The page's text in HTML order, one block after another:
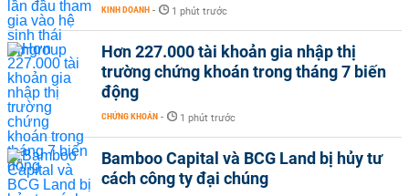
KINH DOANH - 1 phút trước
Hơn 227.000 tài khoản gia nhập thị
trường chứng khoán trong tháng 7 biến
động
CHỨNG KHOÁN - 1 phút trước
Bamboo Capital và BCG Land bị hủy tư
cách công ty đại chúng